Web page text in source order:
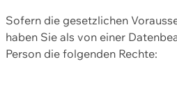
Sofern die gesetzlichen
haben Sie als von einer
Person die folgenden Rechte: